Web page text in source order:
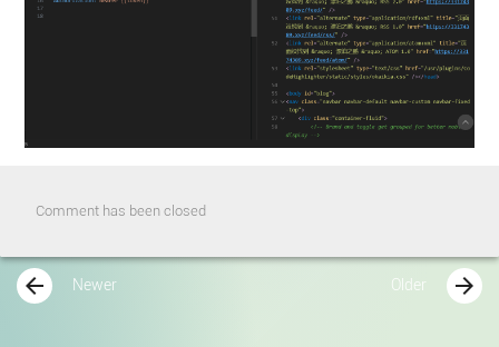
Comment has been closed
arrow_back Newer Older arrow_forward